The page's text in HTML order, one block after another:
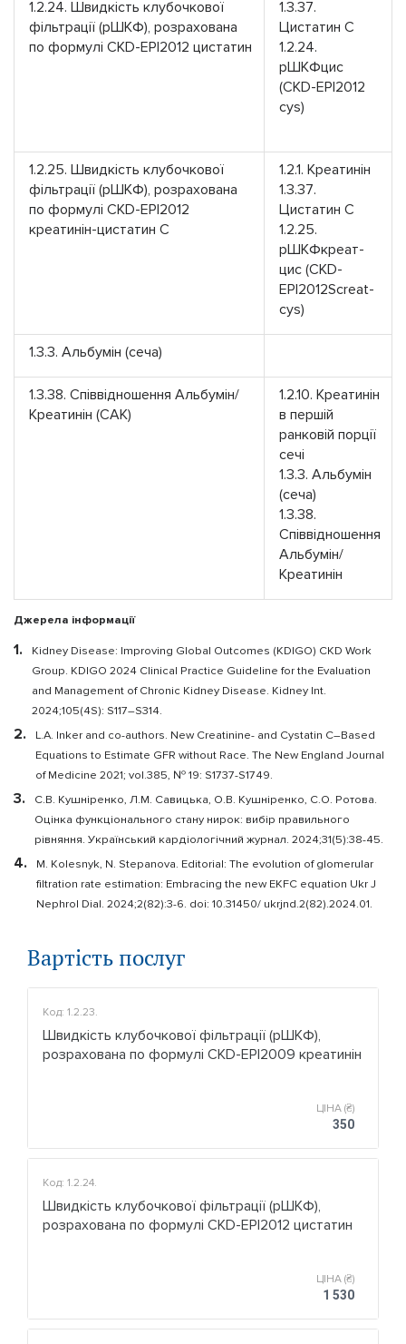
1.2.24. Швидкість клубочкової
фільтрації (рШКФ), розрахована
по формулі CKD-EPI2012 цистатин
1.3.37.
Цистатин С
1.2.24.
рШКФцис
(CKD-EPI2012
cys)
1.2.25. Швидкість клубочкової
фільтрації (рШКФ), розрахована
по формулі CKD-EPI2012
креатинін-цистатин С
1.2.1. Креатинін
1.3.37.
Цистатин С
1.2.25.
рШКФкреат-
цис (CKD-
EPI2012Screat-
cys)
1.3.3. Альбумін (сеча)
1.3.38. Співвідношення Альбумін/
Креатинін (САК)
1.2.10. Креатинін
в першій
ранковій порції
сечі
1.3.3. Альбумін
(сеча)
1.3.38.
Співвідношення
Альбумін/
Креатинін
Джерела інформації
Kidney Disease: Improving Global Outcomes (KDIGO) CKD Work
Group. KDIGO 2024 Clinical Practice Guideline for the Evaluation
and Management of Chronic Kidney Disease. Kidney Int.
2024;105(4S): S117–S314.
L.A. Inker and co-authors. New Creatinine- and Cystatin C–Based
Equations to Estimate GFR without Race. The New England Journal
of Medicine 2021; vol.385, № 19: S1737-S1749.
С.В. Кушніренко, Л.М. Савицька, О.В. Кушніренко, С.О. Ротова.
Оцінка функціонального стану нирок: вибір правильного
рівняння. Український кардіологічний журнал. 2024;31(5):38-45.
M. Kolesnyk, N. Stepanova. Editorial: The evolution of glomerular
filtration rate estimation: Embracing the new EKFC equation Ukr J
Nephrol Dial. 2024;2(82):3-6. doi: 10.31450/ ukrjnd.2(82).2024.01.
Вартість послуг
Код: 1.2.23.
Швидкість клубочкової фільтрації (рШКФ),
розрахована по формулі CKD-EPI2009 креатинін
ЦІНА (₴)
350
Код: 1.2.24.
Швидкість клубочкової фільтрації (рШКФ),
розрахована по формулі CKD-EPI2012 цистатин
ЦІНА (₴)
1 530